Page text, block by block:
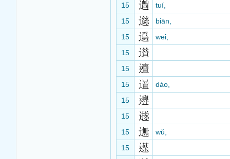
15
tuí,
15
biān,
15
wēi,
15
15
15
dào,
15
15
15
wǔ,
15